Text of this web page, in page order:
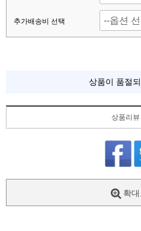
추가배송비 선택
상품이 품절
상품리뷰
확